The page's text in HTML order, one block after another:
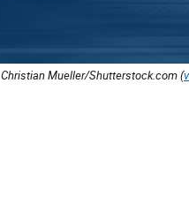
Christian Mueller/Shutterstock.com (